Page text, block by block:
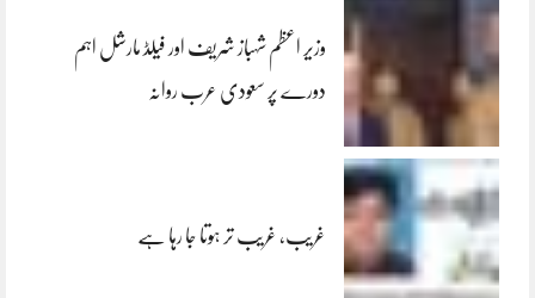
وزیر اعظم شہباز شریف اور فیلڈ مارشل اہم
دورے پر سعودی عرب روانہ
غریب، غریب تر ہوتا جا رہا ہے